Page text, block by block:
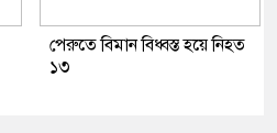
পেরুতে বিমান বিধ্বস্ত হয়ে নিহত
১৩